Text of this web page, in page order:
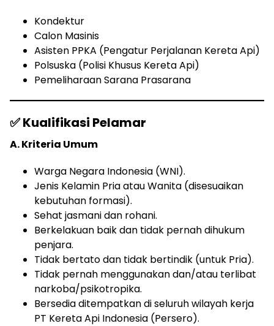
Kondektur
Calon Masinis
Asisten PPKA (Pengatur Perjalanan Kereta Api)
Polsuska (Polisi Khusus Kereta Api)
Pemeliharaan Sarana Prasarana
✅ Kualifikasi Pelamar
A. Kriteria Umum
Warga Negara Indonesia (WNI).
Jenis Kelamin Pria atau Wanita (disesuaikan
kebutuhan formasi).
Sehat jasmani dan rohani.
Berkelakuan baik dan tidak pernah dihukum
penjara.
Tidak bertato dan tidak bertindik (untuk Pria).
Tidak pernah menggunakan dan/atau terlibat
narkoba/psikotropika.
Bersedia ditempatkan di seluruh wilayah kerja
PT Kereta Api Indonesia (Persero).